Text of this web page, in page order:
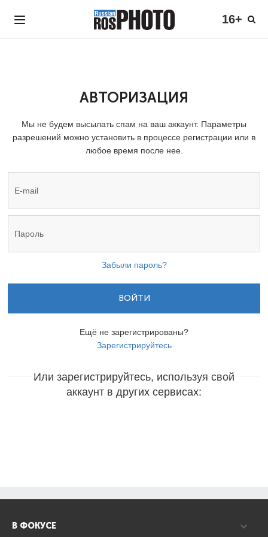
16+
АВТОРИЗАЦИЯ
Мы не будем высылать спам на ваш аккаунт. Параметры
разрешений можно установить в процессе регистрации или в
любое время после нее.
Забыли пароль?
ВОЙТИ
Ещё не зарегистрированы?
Зарегистрируйтесь
Или зарегистрируйтесь, используя свой
аккаунт в других сервисах:
В ФОКУСЕ